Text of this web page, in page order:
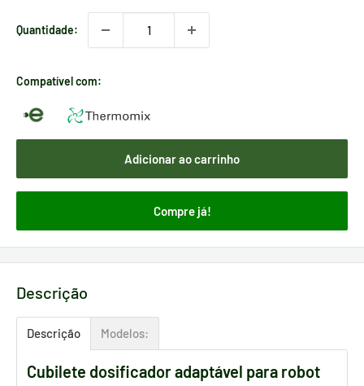
Quantidade:
Compatível com:
Adicionar ao carrinho
Compre já!
Descrição
Descrição Modelos:
Cubilete dosificador adaptável para robot